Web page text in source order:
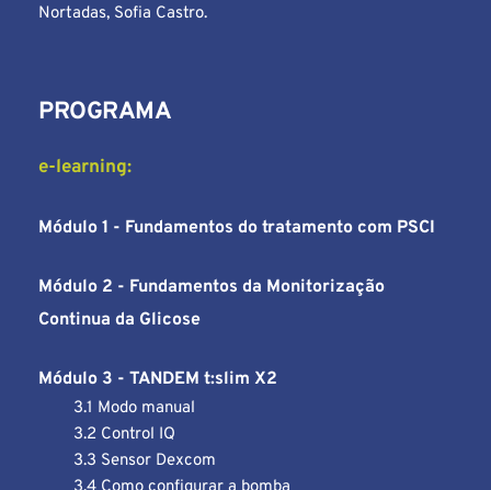
Nortadas, Sofia Castro.
PROGRAMA
e-learning:
Módulo 1 - Fundamentos do tratamento com PSCI
Módulo 2 - Fundamentos da Monitorização
Continua da Glicose
Módulo 3 - TANDEM t:slim X2
3.1 Modo manual
3.2 Control IQ
3.3 Sensor Dexcom